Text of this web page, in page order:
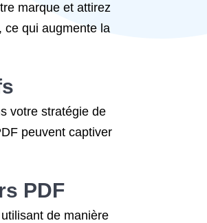
marque et attirez
ce qui augmente la
votre stratégie de
peuvent captiver
PDF
de manière